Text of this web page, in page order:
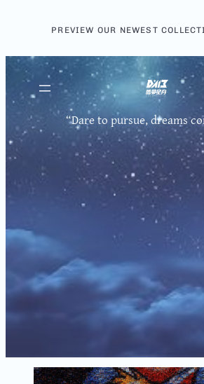
要
容
PREVIEW OUR NEWEST
“Dare to pursue, dreams